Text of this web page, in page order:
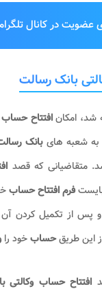
عضویت در کانال
بانک رسالت
شد، امکانافتتاح
به شعبه هایبانک
متقاضیانی که قصد
فرمافتتاح حساب
پس از تکمیل کردن
این طریقحسابخود را
افتتاح حساب